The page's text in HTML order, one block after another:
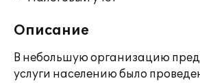
Описание
В небольшую организацию
услуги населению было